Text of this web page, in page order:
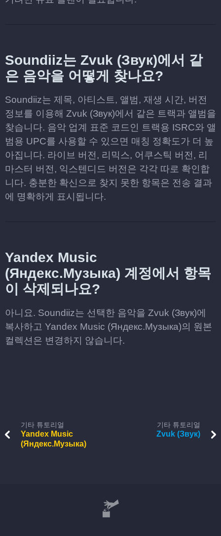
Soundiiz는 Zvuk (Звук)에서 같
은 음악을 어떻게 찾나요?
Soundiiz는 제목, 아티스트, 앨범, 재생 시간, 버전
정보를 이용해 Zvuk (Звук)에서 같은 트랙과 앨범을
찾습니다. 음악 업계 표준 코드인 트랙용 ISRC와 앨
범용 UPC를 사용할 수 있으면 매칭 정확도가 더 높
아집니다. 라이브 버전, 리믹스, 어쿠스틱 버전, 리
마스터 버전, 익스텐디드 버전은 각각 따로 확인합
니다. 충분한 확신으로 찾지 못한 항목은 전송 결과
에 명확하게 표시됩니다.
Yandex Music
(Яндекс.Музыка) 계정에서 항목
이 삭제되나요?
아니요. Soundiiz는 선택한 음악을 Zvuk (Звук)에
복사하고 Yandex Music (Яндекс.Музыка)의 원본
컬렉션은 변경하지 않습니다.
기타 튜토리얼
Yandex Music
(Яндекс.Музыка)
기타 튜토리얼
Zvuk (Звук)